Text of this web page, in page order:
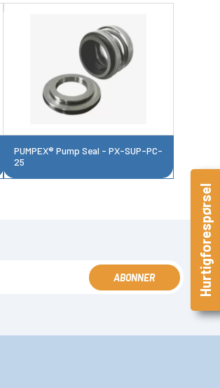
PUMPEX® Pump Seal - PX-SUP-PC-
25
ABONNER Hurtigforespørsel